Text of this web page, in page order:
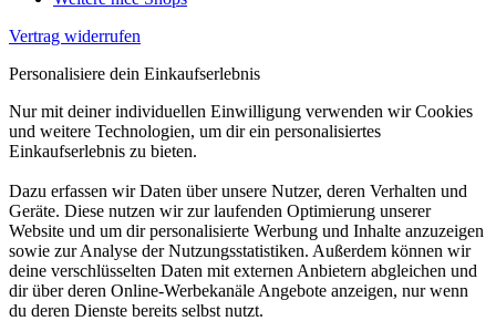
Vertrag widerrufen
Personalisiere dein Einkaufserlebnis
Nur mit deiner individuellen Einwilligung verwenden wir Cookies
und weitere Technologien, um dir ein personalisiertes
Einkaufserlebnis zu bieten.
Dazu erfassen wir Daten über unsere Nutzer, deren Verhalten und
Geräte. Diese nutzen wir zur laufenden Optimierung unserer
Website und um dir personalisierte Werbung und Inhalte anzuzeigen
sowie zur Analyse der Nutzungsstatistiken. Außerdem können wir
deine verschlüsselten Daten mit externen Anbietern abgleichen und
dir über deren Online-Werbekanäle Angebote anzeigen, nur wenn
du deren Dienste bereits selbst nutzt.